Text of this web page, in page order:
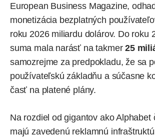
European Business Magazine,
monetizácia bezplatných
roku 2026 miliardu dolárov. Do roku
suma mala narásť na takmer25
samozrejme za predpokladu, že sa
používateľskú základňu a súčasne
časť na platené plány.
Na rozdiel od gigantov ako Alphabet
majú zavedenú reklamnú